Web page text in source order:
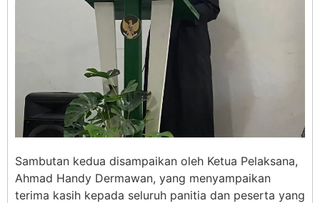
Sambutan kedua disampaikan oleh Ketua Pelaksana,
Ahmad Handy Dermawan, yang menyampaikan
terima kasih kepada seluruh panitia dan peserta yang